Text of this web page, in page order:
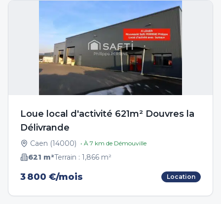
Loue local d'activité 621m² Douvres la
Délivrande
Caen (14000) • À 7 km de Démouville
621 m²Terrain : 1,866 m²
3 800 €/mois Location